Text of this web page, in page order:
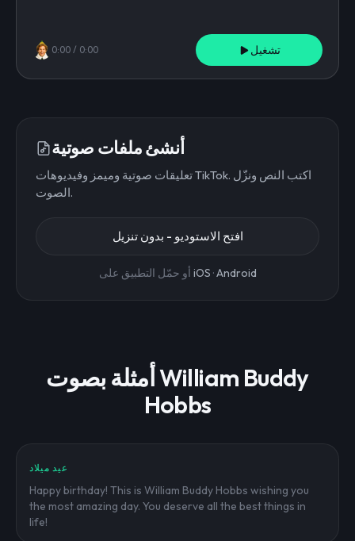
0:00 / 0:00 تشغيل
أنشئ ملفات صوتية
تعليقات صوتية وميمز وفيديوهات TikTok. اكتب النص ونزّل
الصوت.
افتح الاستوديو - بدون تنزيل
أو حمّل التطبيق على iOS ·Android
أمثلة بصوت William Buddy
Hobbs
عيد ميلاد
Happy birthday! This is William Buddy Hobbs wishing you
the most amazing day. You deserve all the best things in
life!